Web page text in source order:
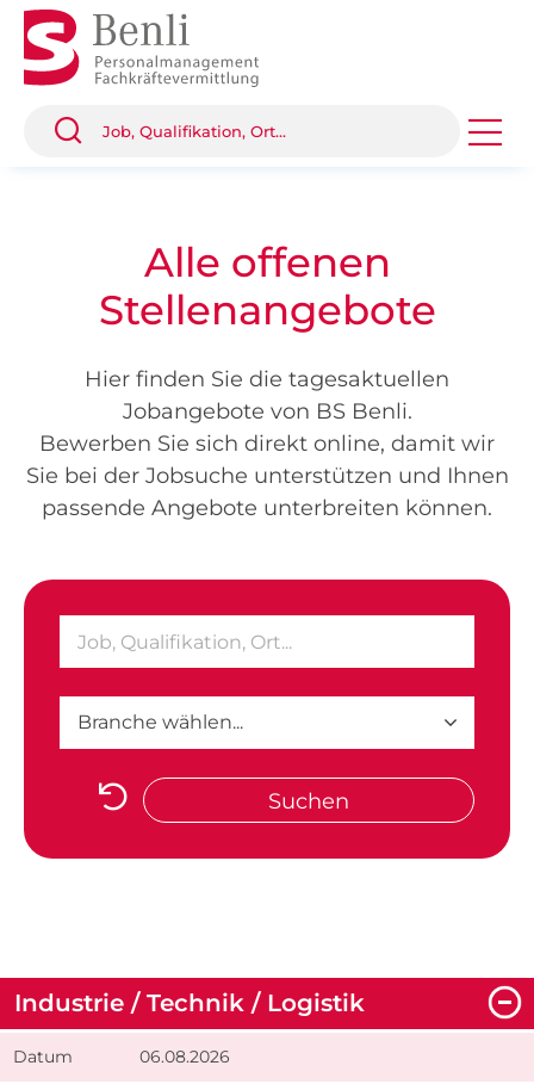
Alle offenen
Stellenangebote
Hier finden Sie die tagesaktuellen
Jobangebote von BS Benli.
Bewerben Sie sich direkt online, damit wir
Sie bei der Jobsuche unterstützen und Ihnen
passende Angebote unterbreiten können.
Suchen
Industrie / Technik / Logistik
06.08.2026